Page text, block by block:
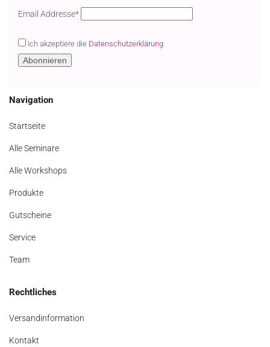
Email Addresse*
Ich akzeptiere die Datenschutzerklärung
Navigation
Startseite
Alle Seminare
Alle Workshops
Produkte
Gutscheine
Service
Team
Rechtliches
Versandinformation
Kontakt